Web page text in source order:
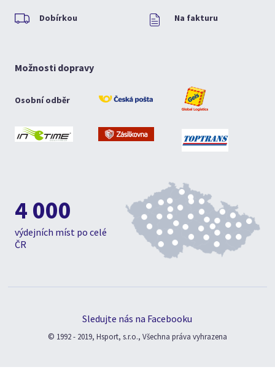
Dobírkou Na fakturu
Možnosti dopravy
Osobní odběr
4 000
výdejních míst po celé
ČR
Sledujte nás na Facebooku
© 1992 - 2019, Hsport, s.r.o., Všechna práva vyhrazena